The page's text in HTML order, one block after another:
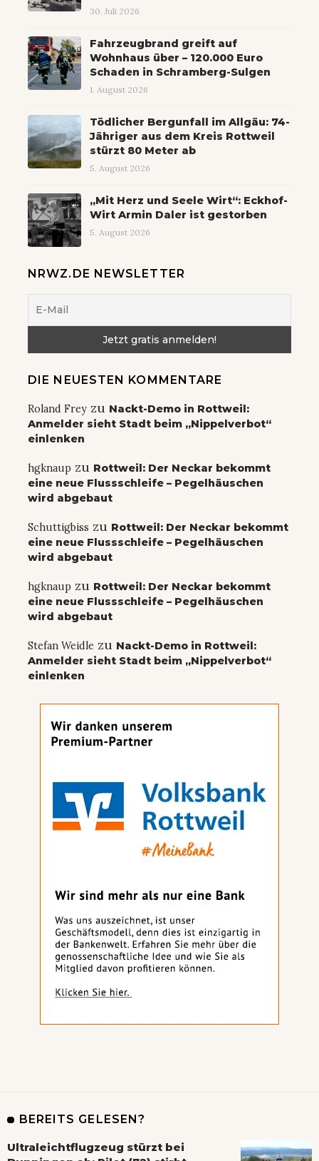
30. Juli 2026
Fahrzeugbrand greift auf
Wohnhaus über – 120.000 Euro
Schaden in Schramberg-Sulgen
1. August 2026
Tödlicher Bergunfall im Allgäu: 74-
Jähriger aus dem Kreis Rottweil
stürzt 80 Meter ab
5. August 2026
„Mit Herz und Seele Wirt“: Eckhof-
Wirt Armin Daler ist gestorben
5. August 2026
NRWZ.DE NEWSLETTER
DIE NEUESTEN KOMMENTARE
Roland Frey zu Nackt-Demo in Rottweil:
Anmelder sieht Stadt beim „Nippelverbot“
einlenken
hgknaup zu Rottweil: Der Neckar bekommt
eine neue Flussschleife – Pegelhäuschen
wird abgebaut
Schuttigbiss zu Rottweil: Der Neckar bekommt
eine neue Flussschleife – Pegelhäuschen
wird abgebaut
hgknaup zu Rottweil: Der Neckar bekommt
eine neue Flussschleife – Pegelhäuschen
wird abgebaut
Stefan Weidle zu Nackt-Demo in Rottweil:
Anmelder sieht Stadt beim „Nippelverbot“
einlenken
BEREITS GELESEN?
Ultraleichtflugzeug stürzt bei